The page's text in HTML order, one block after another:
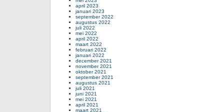
april 2023
januari 2023
september 2022
augustus 2022
juli 2022
mei 2022
april 2022
maart 2022
februari 2022
januari 2022
december 2021
november 2021
oktober 2021
september 2021
augustus 2021
juli 2021
juni 2021
mei 2021
april 2021
maart 2021